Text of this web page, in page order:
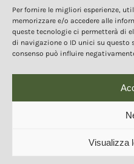
Per fornire le migliori esperienze,
memorizzare e/o accedere alle
queste tecnologie ci permetterà di
di navigazione o ID unici su questo
consenso può influire
Visualizza
I contenuti, i testi e le
proprietà della
d’autore e dalla normativa
qualsiasi forma, dei